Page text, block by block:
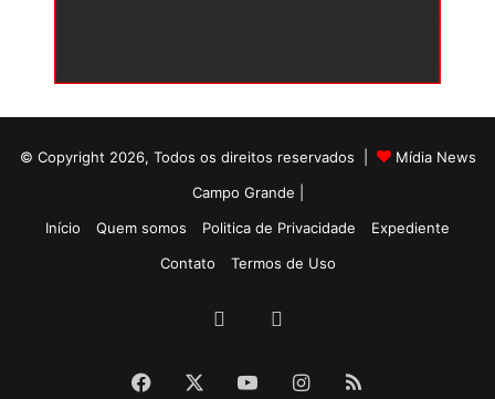
© Copyright 2026, Todos os direitos reservados |
Mídia News
Campo Grande |
Início
Quem somos Politica de Privacidade
Expediente
Contato
Termos de Uso
Facebook
Facebook YouTubeInstagram